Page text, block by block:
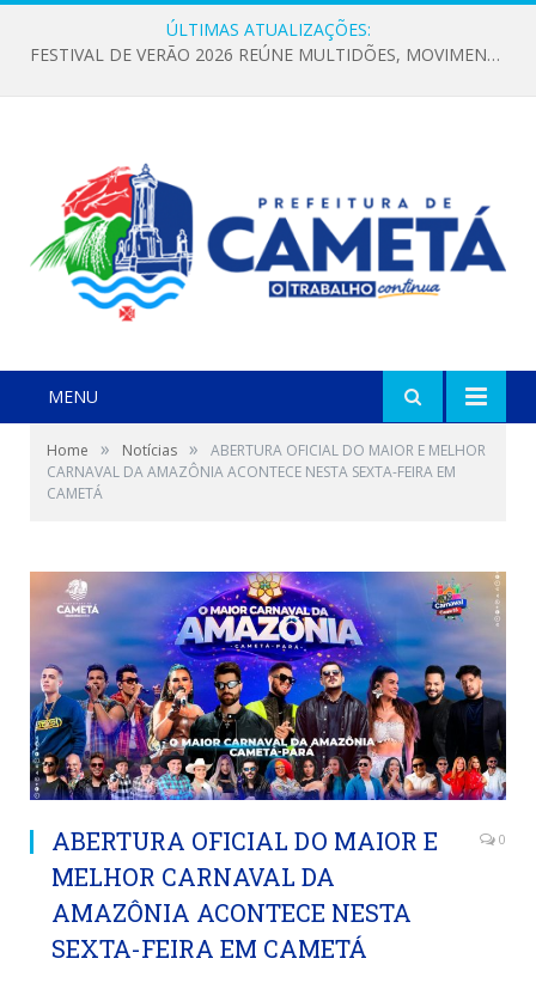
ÚLTIMAS ATUALIZAÇÕES:
FESTIVAL DE VERÃO 2026 REÚNE MULTIDÕES, MOVIMENTA A ECONOMIA E FORTALECE A CULTURA LOCAL
MENU
Home » Notícias »
ABERTURA OFICIAL DO MAIOR E MELHOR
CARNAVAL DA AMAZÔNIA ACONTECE NESTA SEXTA-FEIRA EM
CAMETÁ
ABERTURA OFICIAL DO MAIOR E
MELHOR CARNAVAL DA
AMAZÔNIA ACONTECE NESTA
SEXTA-FEIRA EM CAMETÁ
0